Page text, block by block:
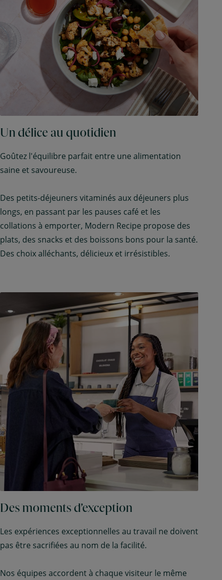
Un délice au quotidien
Goûtez l'équilibre parfait entre une alimentation
saine et savoureuse.
Des petits-déjeuners vitaminés aux déjeuners plus
longs, en passant par les pauses café et les
collations à emporter, Modern Recipe propose des
plats, des snacks et des boissons bons pour la santé.
Des choix alléchants, délicieux et irrésistibles.
Des moments d’exception
Les expériences exceptionnelles au travail ne doivent
pas être sacrifiées au nom de la facilité.
Nos équipes accordent à chaque visiteur le même